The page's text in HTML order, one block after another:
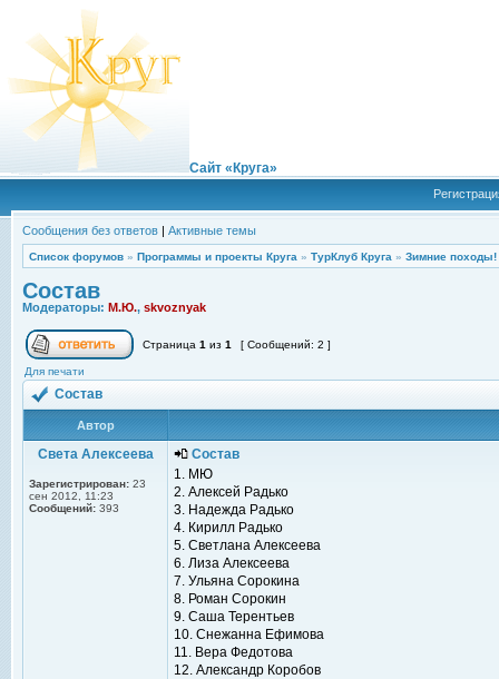
Сайт «Круга»
Сообщения без ответов | Активные темы
Список форумов » Программы и проекты Круга » ТурКлуб Круга » Зимние походы!
Состав
Модераторы: М.Ю., skvoznyak
Страница 1 из 1 [ Сообщений: 2 ]
Для печати
Состав
Автор
Света Алексеева
Зарегистрирован: 23
сен 2012, 11:23
Сообщений: 393
Состав
1. МЮ
2. Алексей Радько
3. Надежда Радько
4. Кирилл Радько
5. Светлана Алексеева
6. Лиза Алексеева
7. Ульяна Сорокина
8. Роман Сорокин
9. Саша Терентьев
10. Снежанна Ефимова
11. Вера Федотова
12. Александр Коробов